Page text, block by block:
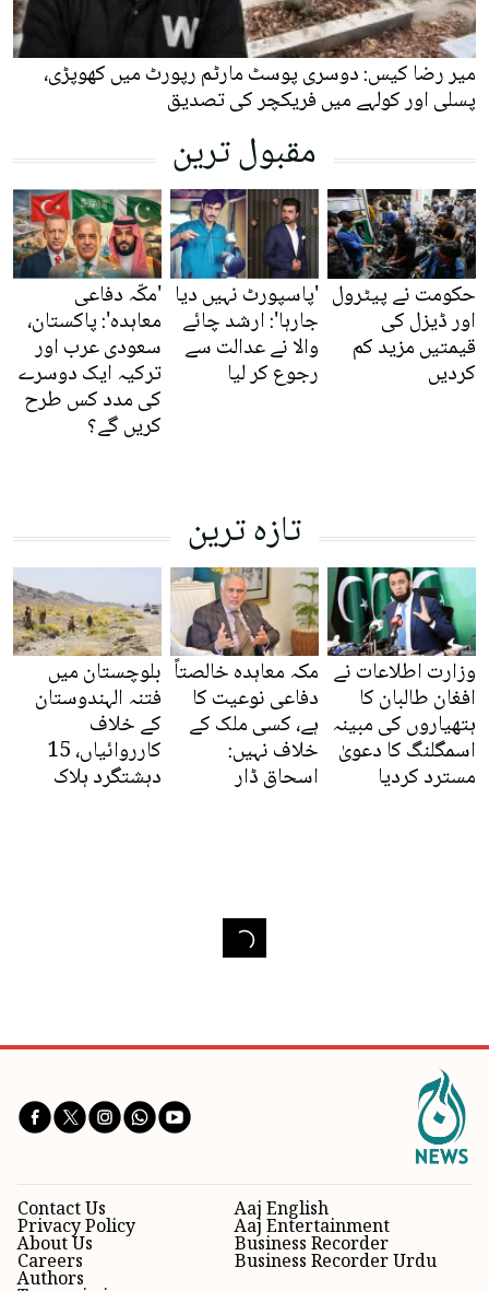
میر رضا کیس: دوسری پوسٹ مارٹم رپورٹ میں کھوپڑی،
پسلی اور کولہے میں فریکچر کی تصدیق
مقبول ترین
حکومت نے پیٹرول
اور ڈیزل کی
قیمتیں مزید کم
کردیں
'پاسپورٹ نہیں دیا
جارہا': ارشد چائے
والا نے عدالت سے
رجوع کر لیا
'مکّہ دفاعی
معاہدہ': پاکستان،
سعودی عرب اور
ترکیہ ایک دوسرے
کی مدد کس طرح
کریں گے؟
تازہ ترین
وزارت اطلاعات نے
افغان طالبان کا
ہتھیاروں کی مبینہ
اسمگلنگ کا دعویٰ
مسترد کردیا
مکہ معاہدہ خالصتاً
دفاعی نوعیت کا
ہے، کسی ملک کے
خلاف نہیں:
اسحاق ڈار
بلوچستان میں
فتنہ الہندوستان
کے خلاف
کارروائیاں، 15
دہشتگرد ہلاک
Aaj English
Aaj Entertainment
Business Recorder
Business Recorder Urdu
Contact Us
Privacy Policy
About Us
Careers
Authors